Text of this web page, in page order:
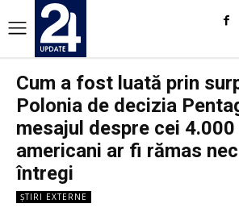
Cum a fost luată prin
Polonia de decizia
mesajul despre cei
americani ar fi rămas
întregi
ȘTIRI EXTERNE